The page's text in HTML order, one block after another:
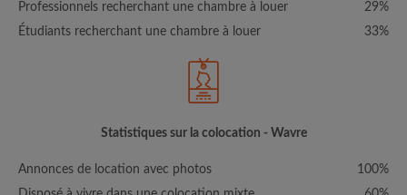
Professionnels recherchant une chambre à louer
29%
Étudiants recherchant une chambre à louer
33%
Statistiques sur la colocation - Wavre
Annonces de location avec photos
100%